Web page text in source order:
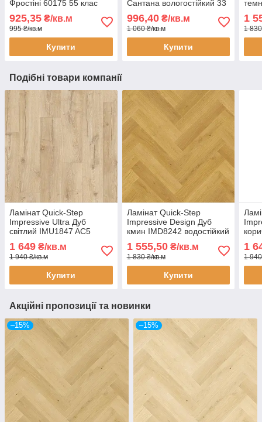
Фростіні 60175 55 клас
дошка з фаскою
925,35 ₴/кв.м
995 ₴/кв.м
Купити
Сантана вологостійкий 33
дошка з фаскою
996,40₴/кв.м
1 060 ₴/кв.м
Купити
з
1
1
Подібні товари компанії
Ламінат Quick-Step
Impressive Ultra Дуб
світлий IMU1847 AC5
водостійкий для ванної
кімнати кухні 33 клас 12
мм з фаскою
1 649 ₴/кв.м
1 940 ₴/кв.м
Купити
Ламінат Quick-Step
Impressive Design Дуб
кмин IMD8242 водостійкий
32 клас 8 мм ялинка з
фаскою Unizip
1 555,50₴/кв.м
1 830 ₴/кв.м
Купити
33
для
1
1
Акційні пропозиції та новинки
–15% –15%